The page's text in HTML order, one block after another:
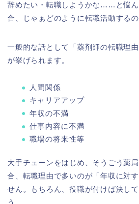
辞めたい・転職しようかな……と悩
合、じゃぁどのように転職活動する
一般的な話として「薬剤師の転職理
が挙げられます。
人間関係
キャリアアップ
年収の不満
仕事内容に不満
職場の将来性等
大手チェーンをはじめ、そうごう薬
合、転職理由で多いのが「年収に対
せん。もちろん、役職が付けば決し
う。